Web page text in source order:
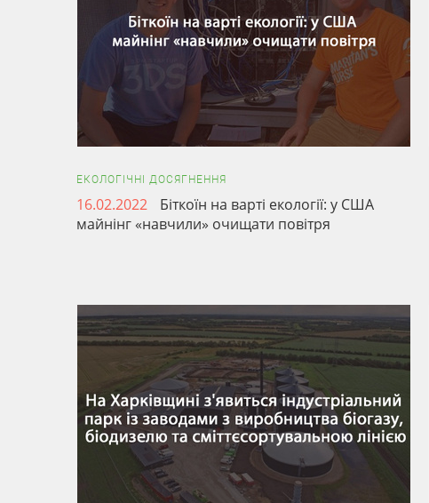
ЕКОЛОГІЧНІ ДОСЯГНЕННЯ
16.02.2022
Біткоїн на варті екології: у США
майнінг «навчили» очищати повітря